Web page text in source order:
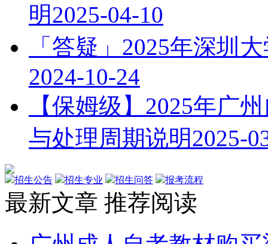
明2025-04-10
「答疑」2025年深圳
2024-10-24
【保姆级】2025年广
与处理周期说明2025-
招生公告 招生专业 招生问答 报考流程
最新文章 推荐阅读